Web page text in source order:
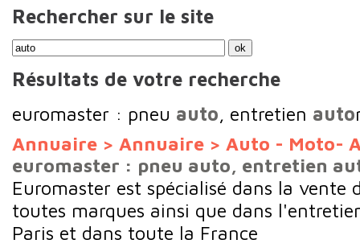
Rechercher sur le site
Résultats de votre recherche
euromaster : pneu auto , entretien auto
Annuaire > Annuaire > Auto - Moto-
euromaster : pneu auto, entretien
Euromaster est spécialisé dans la vente
toutes marques ainsi que dans
Paris et dans toute la France